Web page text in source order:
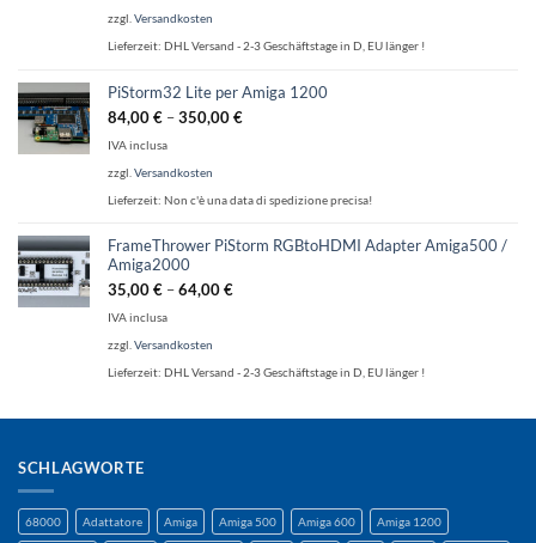
zzgl. Versandkosten
Lieferzeit: DHL Versand - 2-3 Geschäftstage in D, EU länger !
PiStorm32 Lite per Amiga 1200
84,00€ –350,00€
IVA inclusa
zzgl. Versandkosten
Lieferzeit: Non c'è una data di spedizione precisa!
FrameThrower PiStorm RGBtoHDMI Adapter Amiga500 /
Amiga2000
35,00€ –64,00€
IVA inclusa
zzgl. Versandkosten
Lieferzeit: DHL Versand - 2-3 Geschäftstage in D, EU länger !
SCHLAGWORTE
68000 Adattatore Amiga Amiga 500 Amiga 600 Amiga 1200